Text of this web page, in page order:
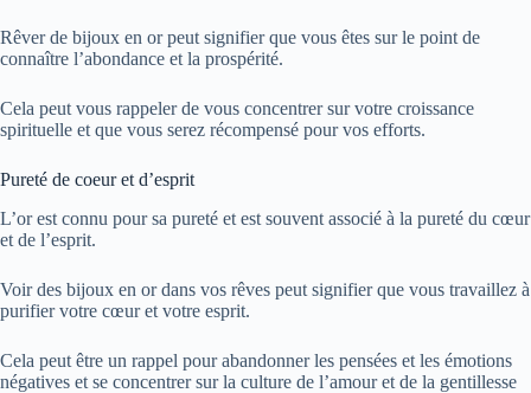
Rêver de bijoux en or peut signifier que vous êtes sur le point de
connaître l’abondance et la prospérité.
Cela peut vous rappeler de vous concentrer sur votre croissance
spirituelle et que vous serez récompensé pour vos efforts.
Pureté de coeur et d’esprit
L’or est connu pour sa pureté et est souvent associé à la pureté du cœur
et de l’esprit.
Voir des bijoux en or dans vos rêves peut signifier que vous travaillez à
purifier votre cœur et votre esprit.
Cela peut être un rappel pour abandonner les pensées et les émotions
négatives et se concentrer sur la culture de l’amour et de la gentillesse